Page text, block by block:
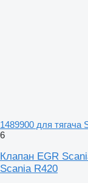
1489900 для тягача
6
Клапан EGR
Scania R420